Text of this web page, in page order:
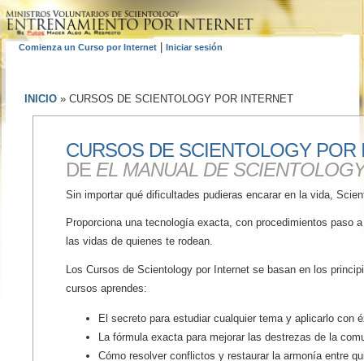
Comienza un Curso por Internet Iniciar sesión
INICIO » CURSOS DE SCIENTOLOGY POR INTERNET
CURSOS DE SCIENTOLOGY
DE EL MANUAL DE
Sin importar qué dificultades pudieras encarar en la vida,
Proporciona una tecnología exacta, con procedimientos paso
las vidas de quienes te rodean.
Los Cursos de Scientology por Internet se basan en los
cursos aprendes:
El secreto para estudiar cualquier tema y aplicarlo con
La fórmula exacta para mejorar las destrezas de la
Cómo resolver conflictos y restaurar la armonía entre